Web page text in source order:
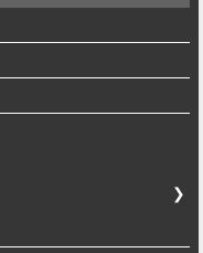
❯